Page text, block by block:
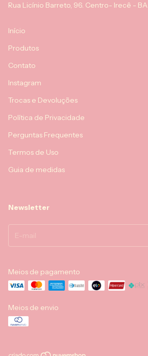
Rua Licínio Barreto, 96. Centro- Irecê - BA
Início
Produtos
Contato
Instagram
Trocas e Devoluções
Política de Privacidade
Perguntas Frequentes
Termos de Uso
Guia de medidas
Newsletter
Meios de pagamento
Meios de envio